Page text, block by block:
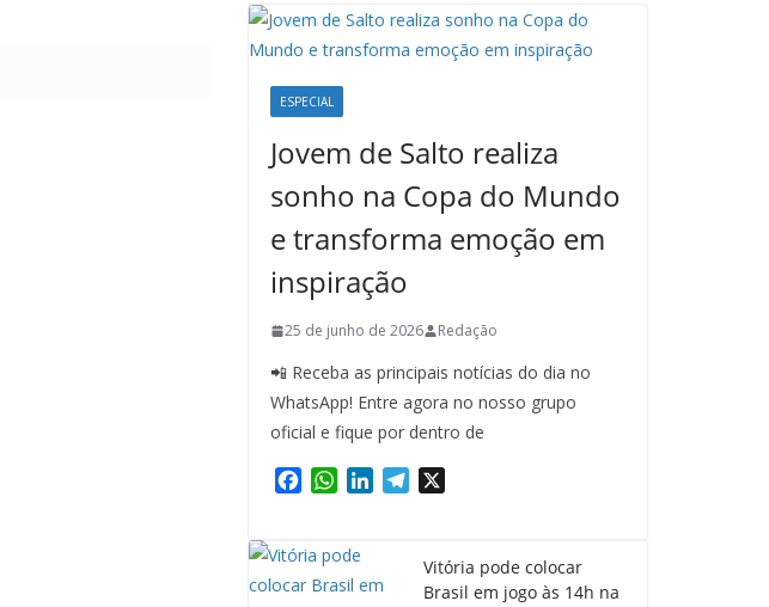
ESPECIAL
Jovem de Salto realiza
sonho na Copa do Mundo
e transforma emoção em
inspiração
25 de junho de 2026 Redação
📲 Receba as principais notícias do dia no
WhatsApp! Entre agora no nosso grupo
oficial e fique por dentro de
e
b
W
t
s
e
Vitória pode colocar
Brasil em jogo às 14h na